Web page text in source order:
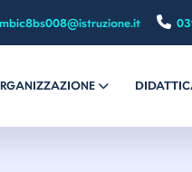
mbic8bs008@istruzione.it